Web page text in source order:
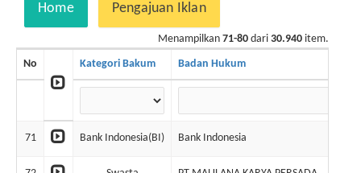
Home Pengajuan Iklan
Menampilkan 71-80 dari 30.940 item.
No Kategori Bakum Badan Hukum
71 Bank Indonesia(BI) Bank Indonesia